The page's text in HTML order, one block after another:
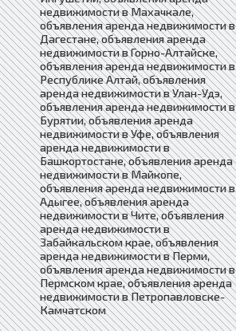
недвижимости в Махачкале,
объявления аренда недвижимости в
Дагестане, объявления аренда
недвижимости в Горно-Алтайске,
объявления аренда недвижимости в
Республике Алтай, объявления
аренда недвижимости в Улан-Удэ,
объявления аренда недвижимости в
Бурятии, объявления аренда
недвижимости в Уфе, объявления
аренда недвижимости в
Башкортостане, объявления аренда
недвижимости в Майкопе,
объявления аренда недвижимости в
Адыгее, объявления аренда
недвижимости в Чите, объявления
аренда недвижимости в
Забайкальском крае, объявления
аренда недвижимости в Перми,
объявления аренда недвижимости в
Пермском крае, объявления аренда
недвижимости в Петропавловске-
Камчатском